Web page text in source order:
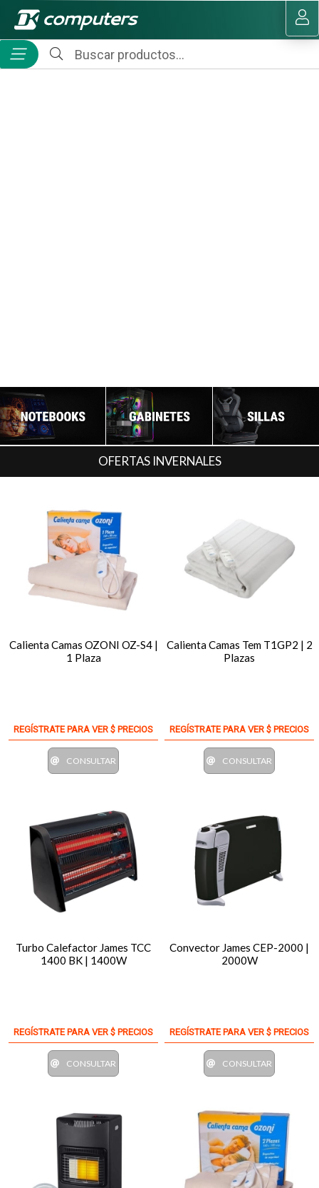
MI COMPRA
OFERTAS INVERNALES
Calienta Camas OZONI OZ-S4 |
1 Plaza
REGÍSTRATE PARA VER $ PRECIOS
CONSULTAR
Calienta Camas Tem T1GP2 | 2
Plazas
REGÍSTRATE PARA VER $ PRECIOS
CONSULTAR
Turbo Calefactor James TCC
1400 BK | 1400W
REGÍSTRATE PARA VER $ PRECIOS
CONSULTAR
Convector James CEP-2000 |
2000W
REGÍSTRATE PARA VER $ PRECIOS
CONSULTAR